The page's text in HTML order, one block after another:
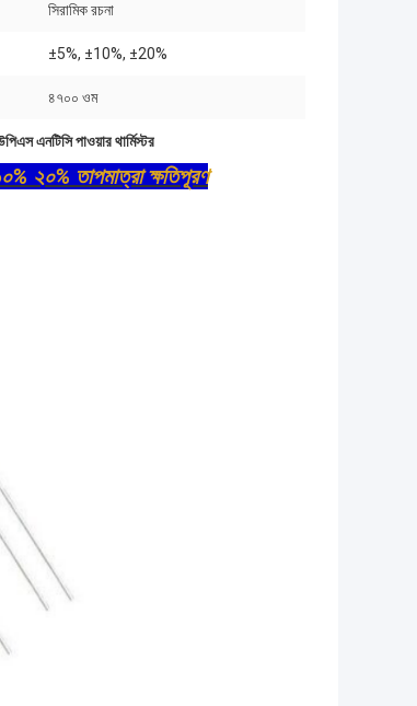
সিরামিক রচনা
±5%, ±10%, ±20%
৪৭০০ ওম
এনটিসি পাওয়ার থার্মিস্টর
২০% তাপমাত্রা ক্ষতিপূরণ